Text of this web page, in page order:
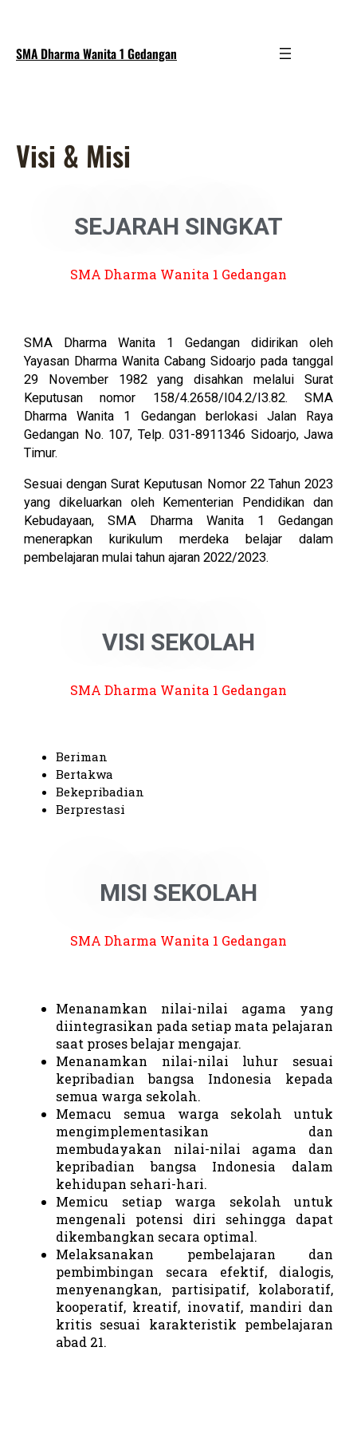
SMA Dharma Wanita 1 Gedangan
Visi & Misi
SEJARAH SINGKAT
SMA Dharma Wanita 1 Gedangan
SMA Dharma Wanita 1 Gedangan didirikan oleh
Yayasan Dharma Wanita Cabang Sidoarjo pada tanggal
29 November 1982 yang disahkan melalui Surat
Keputusan nomor 158/4.2658/I04.2/I3.82. SMA
Dharma Wanita 1 Gedangan berlokasi Jalan Raya
Gedangan No. 107, Telp. 031-8911346 Sidoarjo, Jawa
Timur.
Sesuai dengan Surat Keputusan Nomor 22 Tahun 2023
yang dikeluarkan oleh Kementerian Pendidikan dan
Kebudayaan, SMA Dharma Wanita 1 Gedangan
menerapkan kurikulum merdeka belajar dalam
pembelajaran mulai tahun ajaran 2022/2023.
VISI SEKOLAH
SMA Dharma Wanita 1 Gedangan
Beriman
Bertakwa
Bekepribadian
Berprestasi
MISI SEKOLAH
SMA Dharma Wanita 1 Gedangan
Menanamkan nilai-nilai agama yang
diintegrasikan pada setiap mata pelajaran
saat proses belajar mengajar.
Menanamkan nilai-nilai luhur sesuai
kepribadian bangsa Indonesia kepada
semua warga sekolah.
Memacu semua warga sekolah untuk
mengimplementasikan dan
membudayakan nilai-nilai agama dan
kepribadian bangsa Indonesia dalam
kehidupan sehari-hari.
Memicu setiap warga sekolah untuk
mengenali potensi diri sehingga dapat
dikembangkan secara optimal.
Melaksanakan pembelajaran dan
pembimbingan secara efektif, dialogis,
menyenangkan, partisipatif, kolaboratif,
kooperatif, kreatif, inovatif, mandiri dan
kritis sesuai karakteristik pembelajaran
abad 21.